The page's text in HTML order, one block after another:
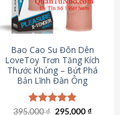
Bao Cao Su Đôn Dên
LoveToy Trơn Tăng Kích
Thước Khủng – Bứt Phá
Bản Lĩnh Đàn Ông
Được xếp
395,000₫ Giá
295,000₫Giá